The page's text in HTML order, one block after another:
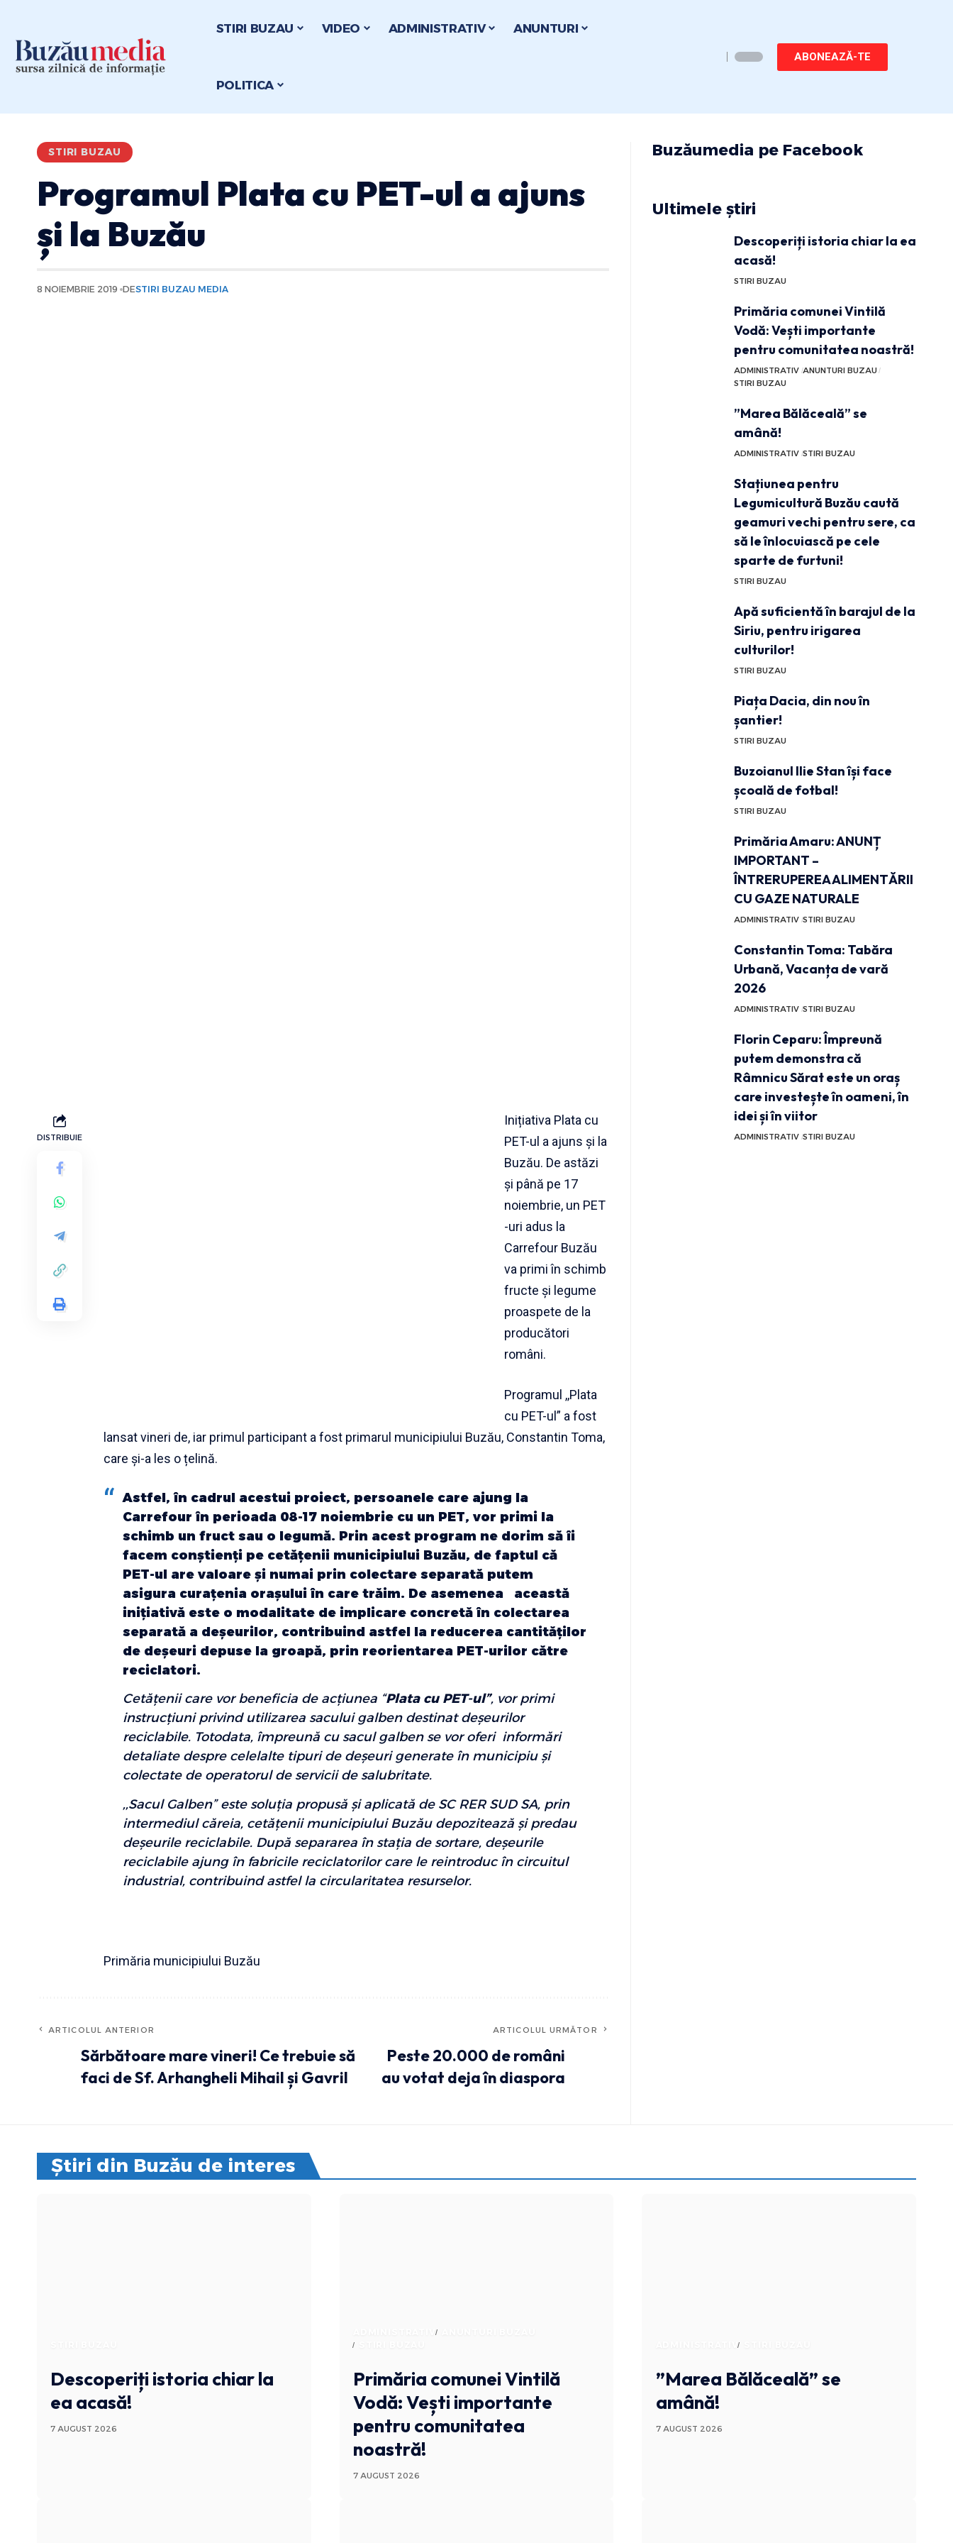
STIRI BUZAU VIDEO ADMINISTRATIV ANUNTURI
POLITICA
ABONEAZĂ-TE
STIRI BUZAU
Programul Plata cu PET-ul a ajuns
și la Buzău
8 NOIEMBRIE 2019 DESTIRI BUZAU MEDIA
DISTRIBUIE
Inițiativa Plata cu
PET-ul a ajuns și la
Buzău. De astăzi
și până pe 17
noiembrie, un PET
-uri adus la
Carrefour Buzău
va primi în schimb
fructe și legume
proaspete de la
producători
români.
Programul ,,Plata
cu PET-ul” a fost
lansat vineri de, iar primul participant a fost primarul municipiului Buzău, Constantin Toma,
care și-a les o țelină.
Astfel, în cadrul acestui proiect, persoanele care ajung la
Carrefour în perioada 08-17 noiembrie cu un PET, vor primi la
schimb un fruct sau o legumă. Prin acest program ne dorim să îi
facem conştienţi pe cetăţenii municipiului Buzău, de faptul că
PET-ul are valoare şi numai prin colectare separată putem
asigura curaţenia oraşului în care trăim. De asemenea această
iniţiativă este o modalitate de implicare concretă în colectarea
separată a deşeurilor, contribuind astfel la reducerea cantităţilor
de deşeuri depuse la groapă, prin reorientarea PET-urilor către
reciclatori.
Cetăţenii care vor beneficia de acţiunea “Plata cu PET-ul”, vor primi
instrucţiuni privind utilizarea sacului galben destinat deşeurilor
reciclabile. Totodata, împreună cu sacul galben se vor oferi informări
detaliate despre celelalte tipuri de deşeuri generate în municipiu şi
colectate de operatorul de servicii de salubritate.
,,Sacul Galben” este soluţia propusă şi aplicată de SC RER SUD SA, prin
intermediul căreia, cetăţenii municipiului Buzău depozitează şi predau
deşeurile reciclabile. După separarea în staţia de sortare, deşeurile
reciclabile ajung în fabricile reciclatorilor care le reintroduc în circuitul
industrial, contribuind astfel la circularitatea resurselor.
Primăria municipiului Buzău
ARTICOLUL ANTERIOR
Sărbătoare mare vineri! Ce trebuie să
faci de Sf. Arhangheli Mihail și Gavril
ARTICOLUL URMĂTOR
Peste 20.000 de români
au votat deja în diaspora
Buzăumedia pe Facebook
Ultimele știri
Descoperiți istoria chiar la ea
acasă!
STIRI BUZAU
Primăria comunei Vintilă
Vodă: Vești importante
pentru comunitatea noastră!
ADMINISTRATIV ANUNTURI BUZAU
STIRI BUZAU
”Marea Bălăceală” se
amână!
ADMINISTRATIV STIRI BUZAU
Stațiunea pentru
Legumicultură Buzău caută
geamuri vechi pentru sere, ca
să le înlocuiască pe cele
sparte de furtuni!
STIRI BUZAU
Apă suficientă în barajul de la
Siriu, pentru irigarea
culturilor!
STIRI BUZAU
Piața Dacia, din nou în
șantier!
STIRI BUZAU
Buzoianul Ilie Stan își face
școală de fotbal!
STIRI BUZAU
Primăria Amaru: ANUNȚ
IMPORTANT –
ÎNTRERUPEREA ALIMENTĂRII
CU GAZE NATURALE
ADMINISTRATIV STIRI BUZAU
Constantin Toma: Tabăra
Urbană, Vacanța de vară
2026
ADMINISTRATIV STIRI BUZAU
Florin Ceparu: Împreună
putem demonstra că
Râmnicu Sărat este un oraș
care investește în oameni, în
idei și în viitor
ADMINISTRATIV STIRI BUZAU
Știri din Buzău de interes
Descoperiți istoria chiar la
ea acasă!
7 AUGUST 2026
ADMINISTRATIV
Primăria comunei Vintilă
Vodă: Vești importante
pentru comunitatea
noastră!
7 AUGUST 2026
ADMINISTRATIV
”Marea Bălăceală” se
amână!
7 AUGUST 2026